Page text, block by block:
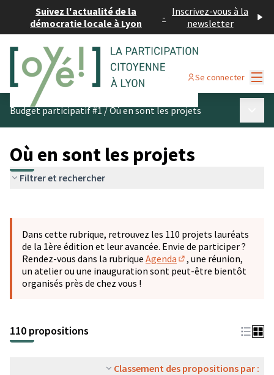
Suivez l'actualité de la
démocratie locale à Lyon
- Inscrivez-vous à la
newsletter
Se connecter
Budget participatif #1/Où en sont les projets
Où en sont les projets
Filtrer et rechercher
−
Dans cette rubrique, retrouvez les 110 projets lauréats
de la 1ère édition et leur avancée. Envie de participer ?
Rendez-vous dans la rubrique Agenda
(S'ouvre dans un
, une réunion,
un atelier ou une inauguration sont peut-être bientôt
organisés près de chez vous !
110 propositions
Classement des propositions par :